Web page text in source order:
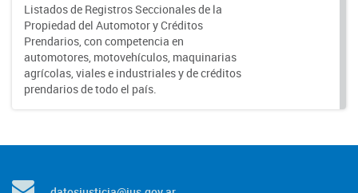
Listados de Registros Seccionales de la
Propiedad del Automotor y Créditos
Prendarios, con competencia en
automotores, motovehículos, maquinarias
agrícolas, viales e industriales y de créditos
prendarios de todo el país.